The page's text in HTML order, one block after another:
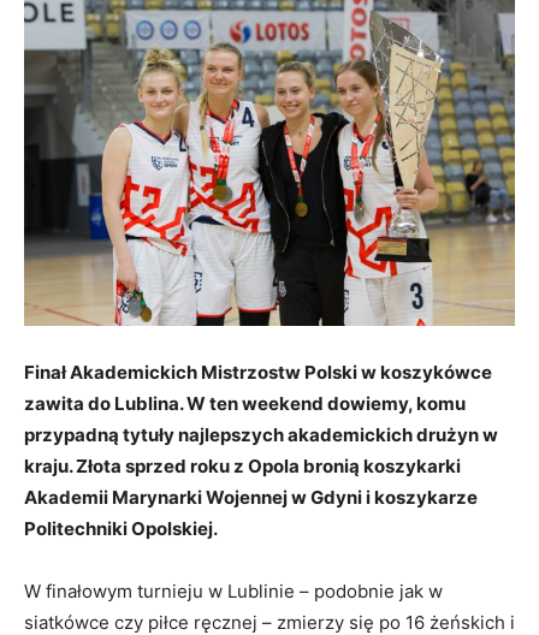
Finał Akademickich Mistrzostw Polski w koszykówce
zawita do Lublina. W ten weekend dowiemy, komu
przypadną tytuły najlepszych akademickich drużyn w
kraju. Złota sprzed roku z Opola bronią koszykarki
Akademii Marynarki Wojennej w Gdyni i koszykarze
Politechniki Opolskiej.
W finałowym turnieju w Lublinie – podobnie jak w
siatkówce czy piłce ręcznej – zmierzy się po 16 żeńskich i